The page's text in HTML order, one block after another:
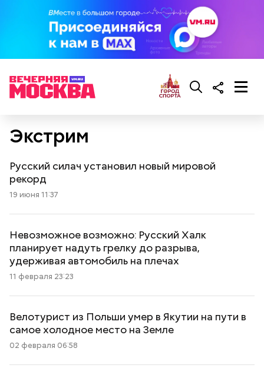
Экстрим
Русский силач установил новый мировой
рекорд
19 июня 11:37
Невозможное возможно: Русский Халк
планирует надуть грелку до разрыва,
удерживая автомобиль на плечах
11 февраля 23:23
Велотурист из Польши умер в Якутии на пути в
самое холодное место на Земле
02 февраля 06:58